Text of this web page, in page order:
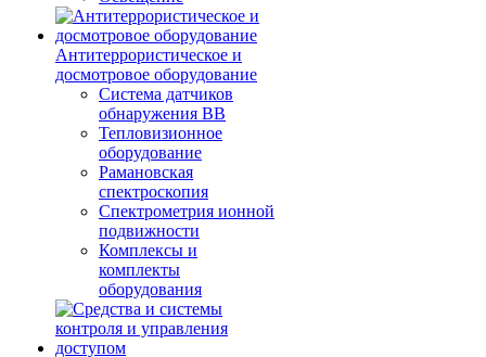
Антитеррористическое и
досмотровое оборудование
Cистема датчиков
обнаружения ВВ
Тепловизионное
оборудование
Рамановская
спектроскопия
Спектрометрия ионной
подвижности
Комплексы и
комплекты
оборудования